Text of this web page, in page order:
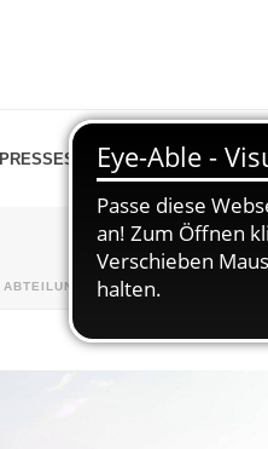
PRESSESPIEGEL SHOP
ABTEILUNGEN» BOULE